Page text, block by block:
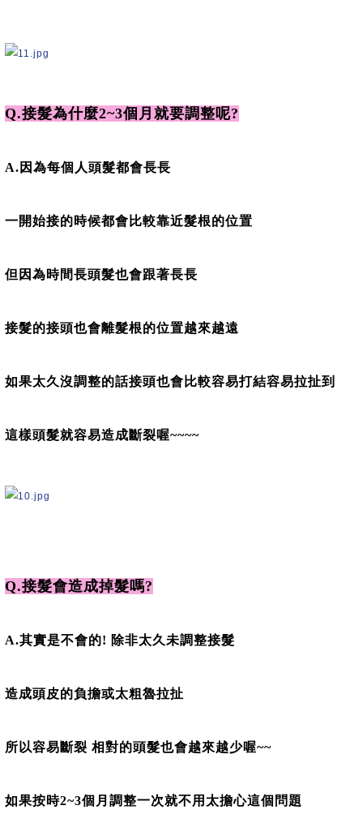
Q.接髮為什麼2~3個月就要調整呢?
A.因為每個人頭髮都會長長
一開始接的時候都會比較靠近髮根的位置
但因為時間長頭髮也會跟著長長
接髮的接頭也會離髮根的位置越來越遠
如果太久沒調整的話接頭也會比較容易打結容易拉扯到
這樣頭髮就容易造成斷裂喔~~~~
Q.接髮會造成掉髮嗎?
A.其實是不會的! 除非太久未調整接髮
造成頭皮的負擔或太粗魯拉扯
所以容易斷裂 相對的頭髮也會越來越少喔~~
如果按時2~3個月調整一次就不用太擔心這個問題